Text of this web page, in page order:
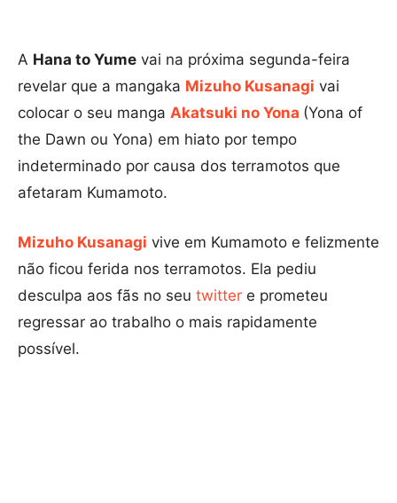
A Hana to Yume vai na próxima segunda-feira
revelar que a mangaka Mizuho Kusanagi vai
colocar o seu manga Akatsuki no Yona (Yona of
the Dawn ou Yona) em hiato por tempo
indeterminado por causa dos terramotos que
afetaram Kumamoto.
Mizuho Kusanagi vive em Kumamoto e felizmente
não ficou ferida nos terramotos. Ela pediu
desculpa aos fãs no seu twitter e prometeu
regressar ao trabalho o mais rapidamente
possível.